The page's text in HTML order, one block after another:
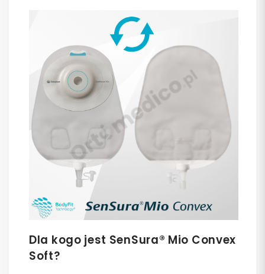
Dla kogo jest SenSura® Mio Convex
Soft?